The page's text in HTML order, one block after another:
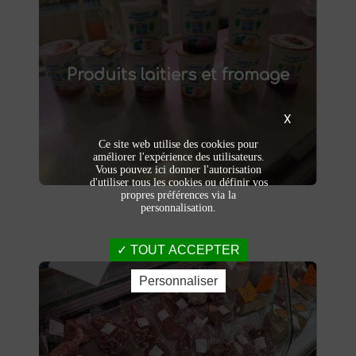
Produits laitiers et fromage
Produits laitiers et fromage
produits laitiers et fromages à
Saint-Saulve
. Yaourts crémeux, fromages
affinés et autres délices laitiers vous
Viandes et charcuteries
X
Ce site web utilise des cookies pour
améliorer l'expérience des utilisateurs.
Vous pouvez ici donner l'autorisation
d'utiliser tous les cookies ou définir vos
propres préférences via la
personnalisation.
TOUT ACCEPTER
Personnaliser